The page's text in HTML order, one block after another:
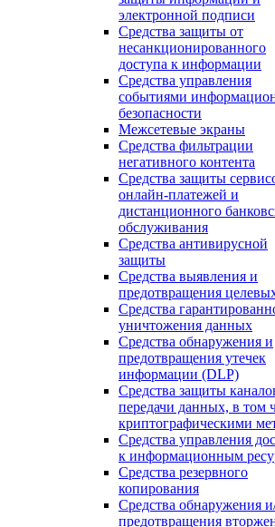
электронной подписи
Средства защиты от
несанкционированного
доступа к информации
Средства управления
событиями
безопасности
Межсетевые экраны
Средства фильтрации
негативного контента
Средства защиты
онлайн-платежей и
дистанционного
обслуживания
Средства антивирусной
защиты
Средства выявления и
предотвращения
Средства
уничтожения данных
Средства обнаружения и
предотвращения утечек
информации (DLP)
Средства защиты
передачи данных, в том
криптографическими
Средства управления
к информационным
Средства резервного
копирования
Средства обнаружения
предотвращения